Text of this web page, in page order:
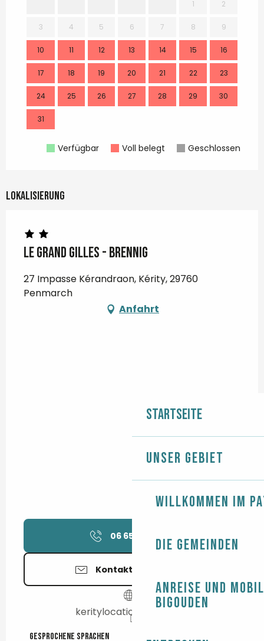
Startseite
Unser Gebiet
Willkommen im
Die Gemeinden
Anreise und
Bigouden
1 2
3 4 5 6 7 8 9
10 11 12 13 14 15 16
17 18 19 20 21 22 23
24 25 26 27 28 29 30
31
Verfügbar Voll belegt Geschlossen
Lokalisierung
LE GRAND Gilles - Brennig
27 Impasse Kérandraon, Kérity, 29760
Penmarch
Anfahrt
06 65 00 37
Kontaktieren Sie uns
keritylocation.jimdo.com
Gesprochene Sprachen
Gesprochene Sprachen